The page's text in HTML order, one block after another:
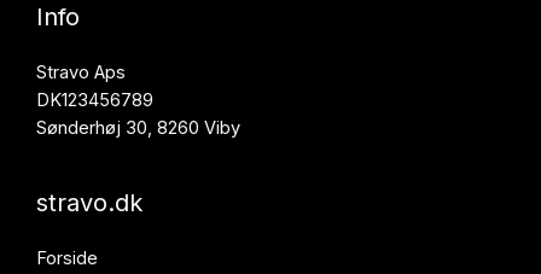
Info
Stravo Aps
DK123456789
Sønderhøj 30, 8260 Viby
stravo.dk
Forside